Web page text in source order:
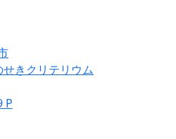
きクリテリウム
P